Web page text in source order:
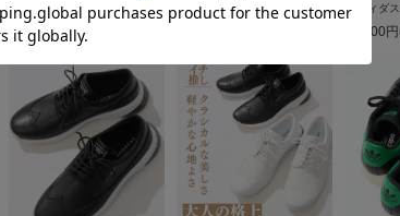
27,500 円(税込) アディダスゴルフ アディダ
24,200 円